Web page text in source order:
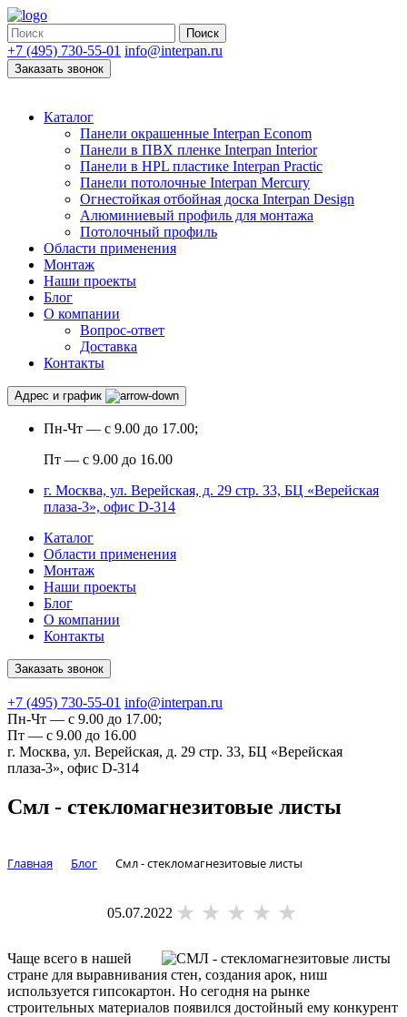
Поиск
+7 (495) 730-55-01 info@interpan.ru
Заказать звонок
Каталог
Панели окрашенные Interpan Econom
Панели в ПВХ пленке Interpan Interior
Панели в HPL пластике Interpan Practic
Панели потолочные Interpan Mercury
Огнестойкая отбойная доска Interpan Design
Алюминиевый профиль для монтажа
Потолочный профиль
Области применения
Монтаж
Наши проекты
Блог
О компании
Вопрос-ответ
Доставка
Контакты
Адрес и график
Пн-Чт — с 9.00 до 17.00;
Пт — с 9.00 до 16.00
г. Москва, ул. Верейская, д. 29 стр. 33, БЦ «Верейская
плаза-3», офис D-314
Каталог
Области применения
Монтаж
Наши проекты
Блог
О компании
Контакты
Заказать звонок
+7 (495) 730-55-01 info@interpan.ru
Пн-Чт — с 9.00 до 17.00;
Пт — с 9.00 до 16.00
г. Москва, ул. Верейская, д. 29 стр. 33, БЦ «Верейская
плаза-3», офис D-314
Смл - стекломагнезитовые листы
Главная Блог Смл - стекломагнезитовые листы
05.07.2022
Чаще всего в нашей
стране для выравнивания стен, создания арок, ниш
используется гипсокартон. Но сегодня на рынке
строительных материалов появился достойный ему конкурент